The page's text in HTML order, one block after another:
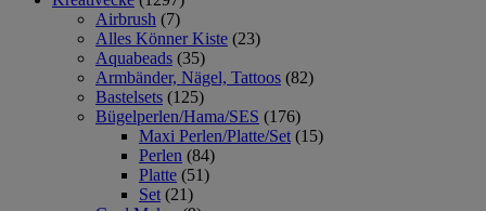
Airbrush (7)
Alles Könner Kiste (23)
Aquabeads (35)
Armbänder, Nägel, Tattoos (82)
Bastelsets (125)
Bügelperlen/Hama/SES (176)
Maxi Perlen/Platte/Set (15)
Perlen (84)
Platte (51)
Set (21)